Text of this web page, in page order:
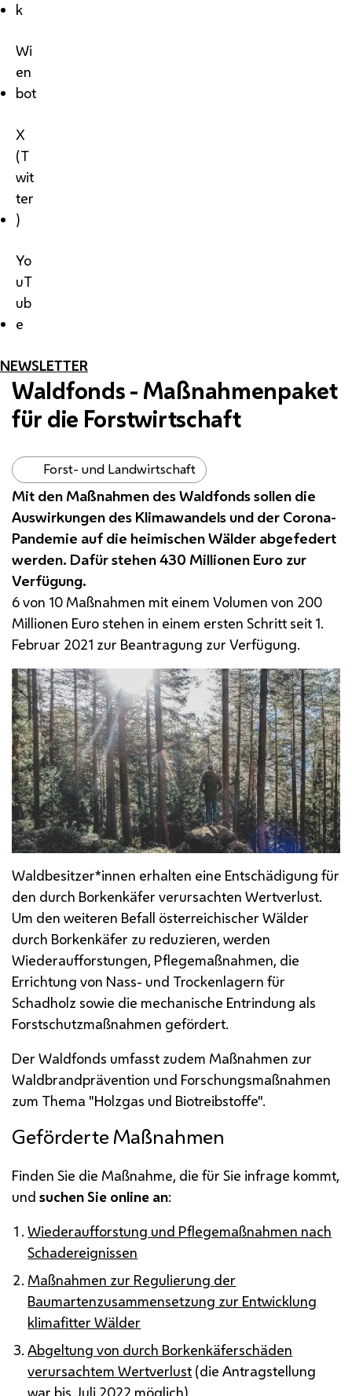
k
Wi
en
bot
X
(T
wit
ter
)
Yo
uT
ub
e
NEWSLETTER
Waldfonds - Maßnahmenpaket
für die Forstwirtschaft
Forst- und Landwirtschaft
Mit den Maßnahmen des Waldfonds sollen die
Auswirkungen des Klimawandels und der Corona-
Pandemie auf die heimischen Wälder abgefedert
werden. Dafür stehen 430 Millionen Euro zur
Verfügung.
6 von 10 Maßnahmen mit einem Volumen von 200
Millionen Euro stehen in einem ersten Schritt seit 1.
Februar 2021 zur Beantragung zur Verfügung.
Waldbesitzer*innen erhalten eine Entschädigung für
den durch Borkenkäfer verursachten Wertverlust.
Um den weiteren Befall österreichischer Wälder
durch Borkenkäfer zu reduzieren, werden
Wiederaufforstungen, Pflegemaßnahmen, die
Errichtung von Nass- und Trockenlagern für
Schadholz sowie die mechanische Entrindung als
Forstschutzmaßnahmen gefördert.
Der Waldfonds umfasst zudem Maßnahmen zur
Waldbrandprävention und Forschungsmaßnahmen
zum Thema "Holzgas und Biotreibstoffe".
Geförderte Maßnahmen
Finden Sie die Maßnahme, die für Sie infrage kommt,
und suchen Sie online an:
Wiederaufforstung und Pflegemaßnahmen nach
Schadereignissen
Maßnahmen zur Regulierung der
Baumartenzusammensetzung zur Entwicklung
klimafitter Wälder
Abgeltung von durch Borkenkäferschäden
verursachtem Wertverlust (die Antragstellung
war bis Juli 2022 möglich)